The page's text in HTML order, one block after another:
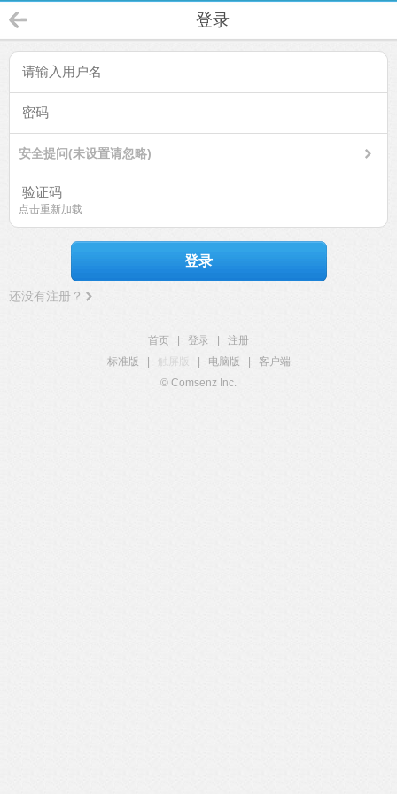
登录
安全提问(未设置请忽略)
点击重新加载
登录
还没有注册？
首页 登录
注册
标准版
触屏版 电脑版
客户端
© Comsenz Inc.